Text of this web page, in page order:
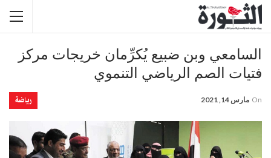
السامعي وبن ضبيع يُكرِّمان خريجات مركز
فتيات الصم الرياضي التنموي
رياضة On مارس 14, 2021